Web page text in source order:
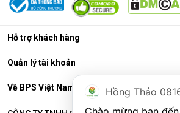
Điều hòa di động là gì?
Các chức năng chính của máy bao
hút ẩm và lọc khí. Bên cạnh đó, dòng
trang bị thêm khá nhiều tính năng và
giờ, khóa trẻ em, remote, kết nối wifi,...
Ưu điểm vượt trội của
Đáp ứng tốt nhu cầu làm mát, dễ dàng
Hỗ trợ khách hàng
Quản lý tài khoản
Về BPS Việt Nam
Hồng Thảo